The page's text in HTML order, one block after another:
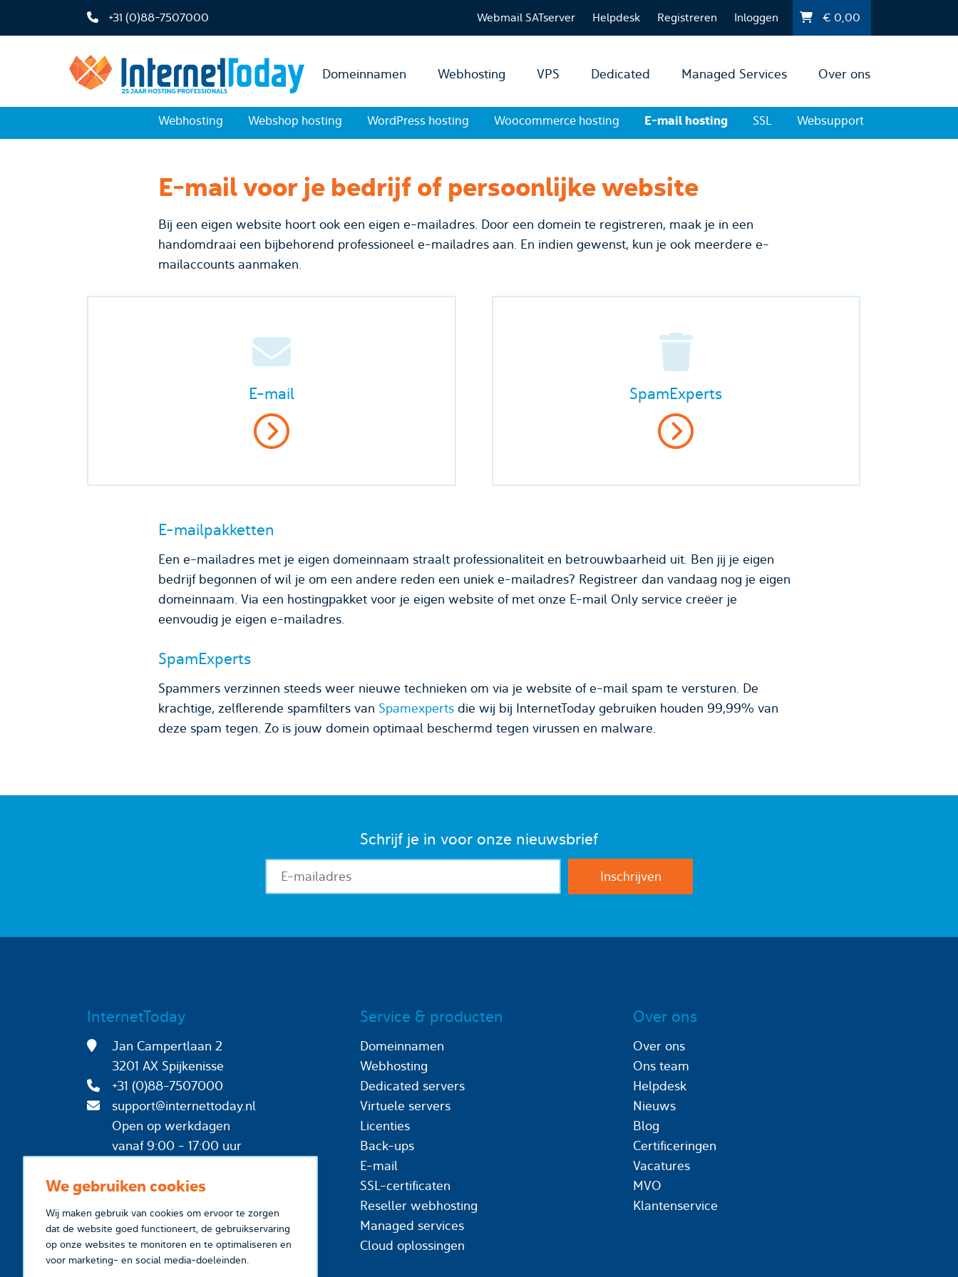
We gebruiken cookies
Wij maken gebruik van cookies om ervoor te zorgen
dat de website goed functioneert, de gebruikservaring
op onze websites te monitoren en te optimaliseren en
voor marketing- en social media-doeleinden.
+31 (0)88-7507000 Webmail SATserver Helpdesk Registreren Inloggen €0,00
Domeinnamen Webhosting VPS Dedicated Managed Services Over ons
Webhosting Webshop hosting WordPress hosting Woocommerce hosting E-mail hosting SSL Websupport
E-mail voor je bedrijf of persoonlijke website
Bij een eigen website hoort ook een eigen e-mailadres. Door een domein te registreren, maak je in een
handomdraai een bijbehorend professioneel e-mailadres aan. En indien gewenst, kun je ook meerdere e-
mailaccounts aanmaken.
E-mail SpamExperts
E-mailpakketten
Een e-mailadres met je eigen domeinnaam straalt professionaliteit en betrouwbaarheid uit. Ben jij je eigen
bedrijf begonnen of wil je om een andere reden een uniek e-mailadres? Registreer dan vandaag nog je eigen
domeinnaam. Via een hostingpakket voor je eigen website of met onze E-mail Only service creëer je
eenvoudig je eigen e-mailadres.
SpamExperts
Spammers verzinnen steeds weer nieuwe technieken om via je website of e-mail spam te versturen. De
krachtige, zelflerende spamfilters van Spamexperts die wij bij InternetToday gebruiken houden 99,99% van
deze spam tegen. Zo is jouw domein optimaal beschermd tegen virussen en malware.
Schrijf je in voor onze nieuwsbrief
InternetToday
Jan Campertlaan 2
3201 AX Spijkenisse
+31 (0)88-7507000
support@internettoday.nl
Open op werkdagen
vanaf 9:00 - 17:00 uur
Service & producten
Domeinnamen
Webhosting
Dedicated servers
Virtuele servers
Licenties
Back-ups
E-mail
SSL-certificaten
Reseller webhosting
Managed services
Cloud oplossingen
Over ons
Over ons
Ons team
Helpdesk
Nieuws
Blog
Certificeringen
Vacatures
MVO
Klantenservice